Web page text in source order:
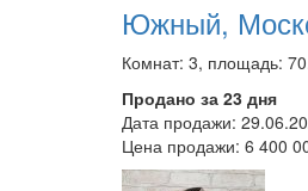
Южный,
Комнат: 3, площадь:
Продано за 23 дня
Дата продажи:
Цена продажи: 6 400